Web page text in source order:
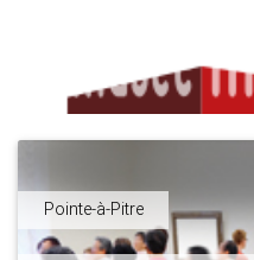
Pointe-à-Pitre